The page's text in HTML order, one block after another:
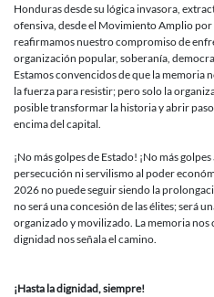
Honduras desde su lógica invasora,
ofensiva, desde el Movimiento Amplio
reafirmamos nuestro compromiso de
organización popular, soberanía,
Estamos convencidos de que la memoria
la fuerza para resistir; pero solo la
posible transformar la historia y abrir
encima del capital.
¡No más golpes de Estado! ¡No más
persecución ni servilismo al poder
2026 no puede seguir siendo la
no será una concesión de las élites; será
organizado y movilizado. La memoria nos
dignidad nos señala el camino.
¡Hasta la dignidad, siempre!